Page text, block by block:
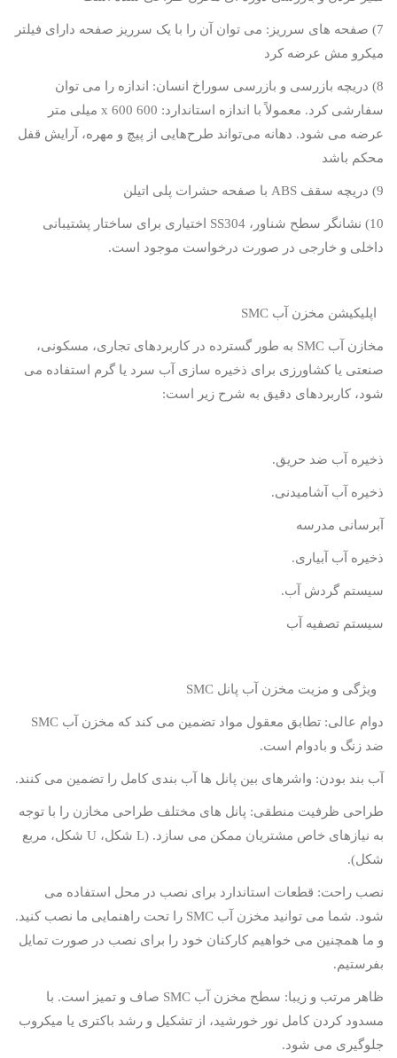
7) صفحه های سرریز: می توان آن را با یک سرریز صفحه دارای فیلتر
میکرو مش عرضه کرد
8) دریچه بازرسی و بازرسی سوراخ انسان: اندازه را می توان
سفارشی کرد. معمولاً با اندازه استاندارد: 600
x 600 میلی متر
عرضه می شود. دهانه می‌تواند طرح‌هایی از پیچ و مهره، آرایش قفل
محکم باشد
9) دریچه سقف ABS با صفحه حشرات پلی اتیلن
10) نشانگر سطح شناور، SS304 اختیاری برای ساختار پشتیبانی
داخلی و خارجی در صورت درخواست موجود است.
اپلیکیشن مخزن آب SMC
مخازن آب SMC به طور گسترده در کاربردهای تجاری، مسکونی،
صنعتی یا کشاورزی برای ذخیره سازی آب سرد یا گرم استفاده می
شود، کاربردهای دقیق به شرح زیر است:
ذخیره آب ضد حریق.
ذخیره آب آشامیدنی.
آبرسانی مدرسه
ذخیره آب آبیاری.
سیستم گردش آب.
سیستم تصفیه آب
ویژگی و مزیت مخزن آب پانل SMC
دوام عالی: تطابق معقول مواد تضمین می کند که مخزن آب SMC
ضد زنگ و بادوام است.
آب بند بودن: واشرهای بین پانل ها آب بندی کامل را تضمین می کنند.
طراحی ظرفیت منطقی: پانل های مختلف طراحی مخازن را با توجه
به نیازهای خاص مشتریان ممکن می سازد. (L شکل، U شکل، مربع
شکل).
نصب راحت: قطعات استاندارد برای نصب در محل استفاده می
شود. شما می توانید مخزن آب SMC را تحت راهنمایی ما نصب کنید.
و ما همچنین می خواهیم کارکنان خود را برای نصب در صورت تمایل
بفرستیم.
ظاهر مرتب و زیبا: سطح مخزن آب SMC صاف و تمیز است. با
مسدود کردن کامل نور خورشید، از تشکیل و رشد باکتری یا میکروب
جلوگیری می شود.